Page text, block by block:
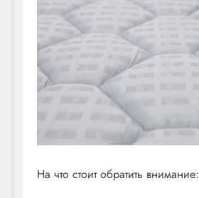
На что стоит обратить внимание: